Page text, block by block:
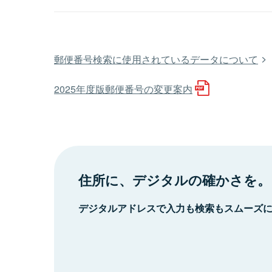
郵便番号検索に使用されているデータについて
2025年度版郵便番号の変更案内
住所に、デジタルの確かさを。
デジタルアドレスで入力も検索もスムーズ